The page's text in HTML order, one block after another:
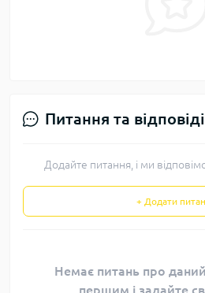
Питання та відповіді
Додайте питання, і ми
+ Додати
Немає питань про
першим і задайте